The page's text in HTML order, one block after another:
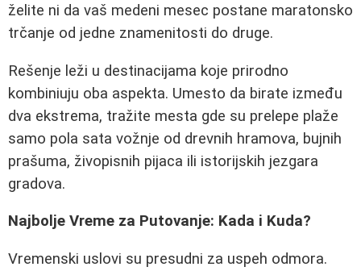
želite ni da vaš medeni mesec postane maratonsko
trčanje od jedne znamenitosti do druge.
Rešenje leži u destinacijama koje prirodno
kombiniuju oba aspekta. Umesto da birate između
dva ekstrema, tražite mesta gde su prelepe plaže
samo pola sata vožnje od drevnih hramova, bujnih
prašuma, živopisnih pijaca ili istorijskih jezgara
gradova.
Najbolje Vreme za Putovanje: Kada i Kuda?
Vremenski uslovi su presudni za uspeh odmora.